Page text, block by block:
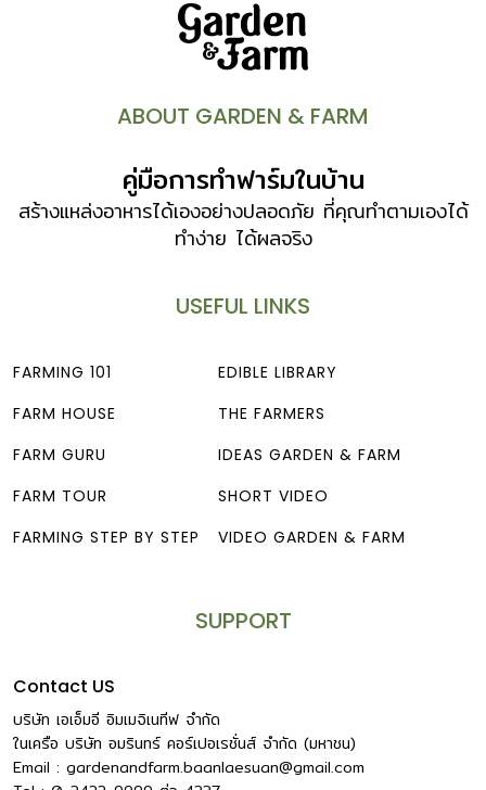
ความตั้งใจของทีมผู้ก่อตั้งอย่างคุณโจ้ คุณอู๋ และคุณต้อง จน
กลายเป็นสิ่งที่ติดตัวพวกเขาทุกคนในฐานะคนทำเกษตรอินทรีย์ที่
ให้ความสำคัญกับการรักษาระบบนิเวศและลดผลกระทบต่อสิ่ง
(Environmental, Social, and Governance) การทำ
ด้านธรรมาภิบาล (G) คุณโจ้ยืนยันว่า ด้วยความซื่อสัตย์ต่อคุณ
ลูกค้าก่อนเป็นพื้นฐาน และขยายผลไปสู่การมีธรรมาภิบาลกับทีม
งานในองค์กร ลูกค้า รวมถึงการใส่ใจสิ่งแวดล้อมและสังคม
ก่อนหน้านี้โอ้กะจู๋ตั้งใจที่จะปลูกผักเองทั้งหมด ไม่รับผักจาก
เมื่อธุรกิจเติบโตขึ้น และต้องการที่จะแบ่งปันโอกาส รวมถึง
สำคัญที่ทำให้พวกเขาเริ่มเปิดใจรับซื้อผลผลิตจากเกษตรกร
ภายนอก โอ้กะจู๋เริ่มต้นจากการสนับสนุนเกษตรกรกลุ่มเล็กๆ […]
ABOUT GARDEN & FARM
คู่มือการทำฟาร์มในบ้าน
สร้างแหล่งอาหารได้เองอย่างปลอดภัย ที่คุณทำตามเองได้
ทำง่าย ได้ผลจริง
USEFUL LINKS
FARMING 101
FARM HOUSE
FARM GURU
FARM TOUR
FARMING STEP BY STEP
EDIBLE LIBRARY
THE FARMERS
IDEAS GARDEN & FARM
SHORT VIDEO
VIDEO GARDEN & FARM
SUPPORT
Contact US
บริษัท เอเอ็มอี อิมเมจิเนทีฟ จำกัด
ในเครือ บริษัท อมรินทร์ คอร์เปอเรชั่นส์ จำกัด (มหาชน)
Email : gardenandfarm.baanlaesuan@gmail.com